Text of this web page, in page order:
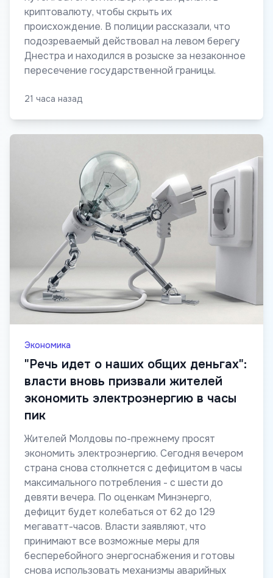
криптовалюту, чтобы скрыть их
происхождение. В полиции рассказали, что
подозреваемый действовал на левом берегу
Днестра и находился в розыске за незаконное
пересечение государственной границы.
21 часа назад
Экономика
"Речь идет о наших общих деньгах":
власти вновь призвали жителей
экономить электроэнергию в часы
пик
Жителей Молдовы по-прежнему просят
экономить электроэнергию. Сегодня вечером
страна снова столкнется с дефицитом в часы
максимального потребления - с шести до
девяти вечера. По оценкам Минэнерго,
дефицит будет колебаться от 62 до 129
мегаватт-часов. Власти заявляют, что
принимают все возможные меры для
бесперебойного энергоснабжения и готовы
снова использовать механизмы аварийных